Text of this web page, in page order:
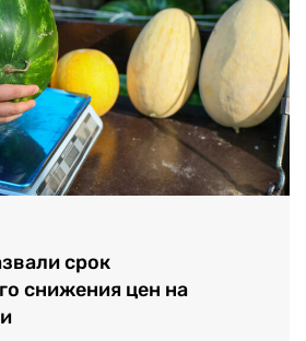
срок
снижения цен на